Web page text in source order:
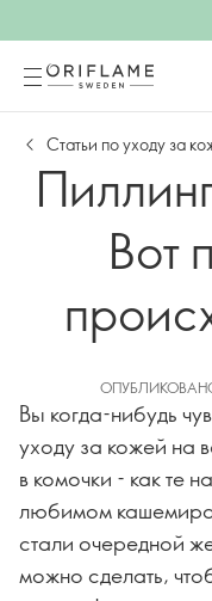
Статьи по уходу за
Вот
Вы когда-нибудь
уходу за кожей на
в комочки - как те
любимом
стали очередной
можно сделать,